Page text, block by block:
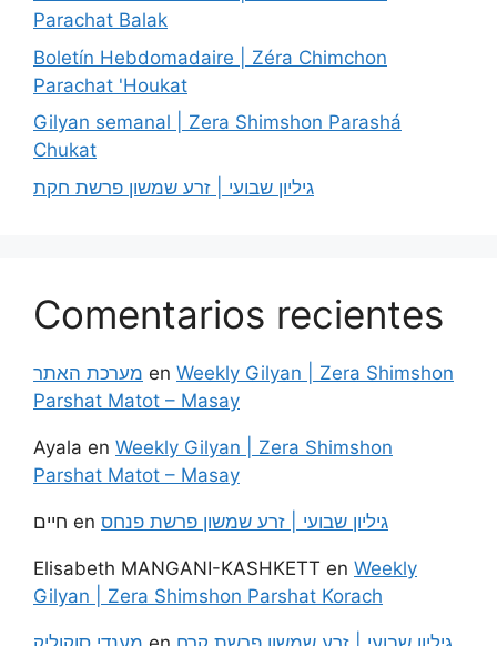
Parachat Balak
Boletín Hebdomadaire | Zéra Chimchon
Parachat 'Houkat
Gilyan semanal | Zera Shimshon Parashá
Chukat
גיליון שבועי | זרע שמשון פרשת חקת
Comentarios recientes
מערכת האתר en Weekly Gilyan | Zera Shimshon
Parshat Matot – Masay
Ayala en Weekly Gilyan | Zera Shimshon
Parshat Matot – Masay
חיים en גיליון שבועי | זרע שמשון פרשת פנחס
Elisabeth MANGANI-KASHKETT en Weekly
Gilyan | Zera Shimshon Parshat Korach